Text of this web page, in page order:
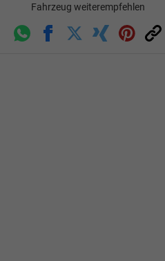
Fahrzeug weiterempfehlen
WhatsappFacebookTwitter Xing PinterestLink